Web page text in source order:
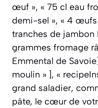
œuf », « 75 cl eau
demi-sel », « 4
tranches de jambon
grammes fromage
Emmental de
moulin » ], «
grand saladier,
pâte, le cœur de